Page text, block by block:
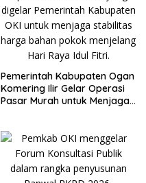
Pemerintah Kabupaten Ogan
Komering Ilir Gelar Operasi
Pasar Murah untuk Menjaga